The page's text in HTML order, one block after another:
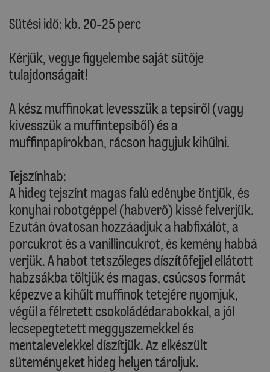
Sütési idő: kb. 20-25 perc
Kérjük, vegye figyelembe saját sütője
tulajdonságait!
A kész muffinokat levesszük a tepsiről (vagy
kivesszük a muffintepsiből) és a
muffinpapírokban, rácson hagyjuk kihűlni.
Tejszínhab:
A hideg tejszínt magas falú edénybe öntjük, és
konyhai robotgéppel (habverő) kissé felverjük.
Ezután óvatosan hozzáadjuk a habfixálót, a
porcukrot és a vanillincukrot, és kemény habbá
verjük. A habot tetszőleges díszítőfejjel ellátott
habzsákba töltjük és magas, csúcsos formát
képezve a kihűlt muffinok tetejére nyomjuk,
végül a félretett csokoládédarabokkal, a jól
lecsepegtetett meggyszemekkel és
mentalevelekkel díszítjük. Az elkészült
süteményeket hideg helyen tároljuk.